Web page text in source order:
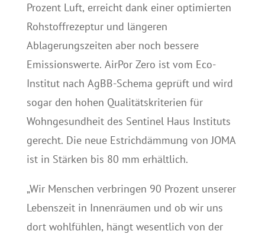
Prozent Luft, erreicht dank einer optimierten
Rohstoffrezeptur und längeren
Ablagerungszeiten aber noch bessere
Emissionswerte. AirPor Zero ist vom Eco-
Institut nach AgBB-Schema geprüft und wird
sogar den hohen Qualitätskriterien für
Wohngesundheit des Sentinel Haus Instituts
gerecht. Die neue Estrichdämmung von JOMA
ist in Stärken bis 80 mm erhältlich.
„Wir Menschen verbringen 90 Prozent unserer
Lebenszeit in Innenräumen und ob wir uns
dort wohlfühlen, hängt wesentlich von der